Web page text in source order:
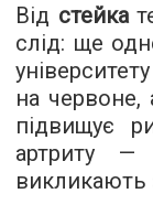
Від стейка
слід: ще
на
підвищує
артриту
викликають